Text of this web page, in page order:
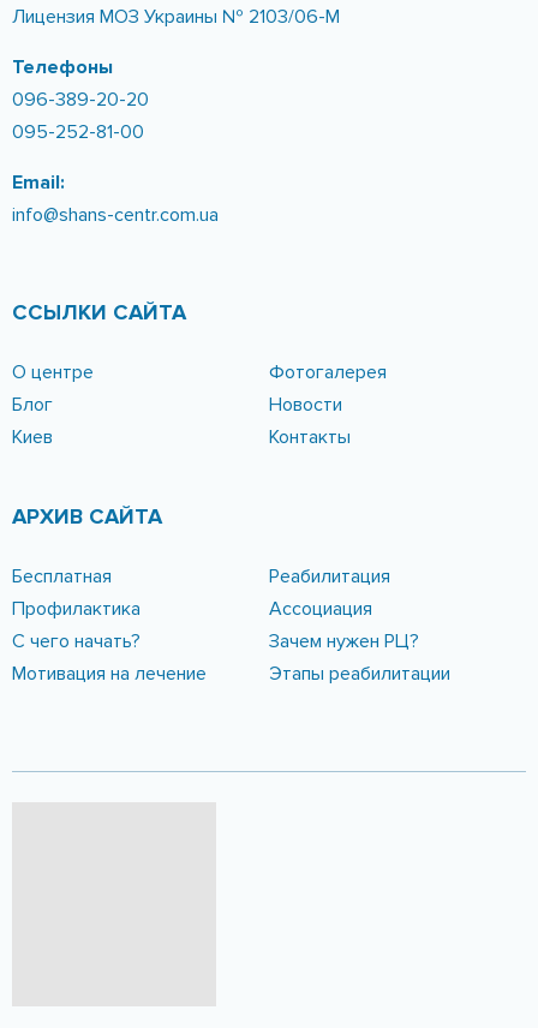
Лицензия МОЗ Украины № 2103/06-М
Телефоны
096-389-20-20
095-252-81-00
Email:
info@shans-centr.com.ua
ССЫЛКИ САЙТА
О центре
Фотогалерея
Блог
Новости
Киев
Контакты
АРХИВ САЙТА
Бесплатная
Реабилитация
Профилактика
Ассоциация
С чего начать?
Зачем нужен РЦ?
Мотивация на лечение
Этапы реабилитации